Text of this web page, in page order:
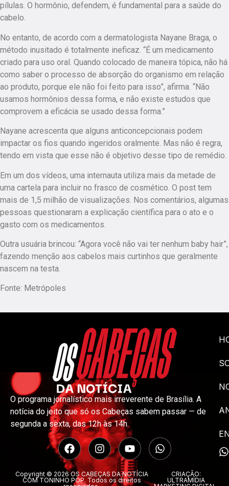
pílulas. O hormônio, defendem, é fundamental para a saúde do
cabelo.
No entanto, de acordo com a dermatologista Nayane Braga, o
método inusitado é totalmente ineficaz. “É um medicamento
criado para uso oral. Quando colocado de maneira tópica, não há
como saber o processo de absorção do organismo em relação
ao produto, porque ele não foi feito para isso”, afirma. “Não
usamos hormônios dessa forma, e não existe estudos que
comprovem a eficácia se usado dessa forma.”
Nayane acrescenta que alguns anticoncepcionais podem
impactar os fios quando ingeridos oralmente. Mas não é regra,
tendo em vista que esse não é objetivo desse tipo de remédio.
Em um dos vídeos, uma internauta utiliza mais da metade de
uma cartela para incluir no frasco de cosmético. O post tem
mais de 1,5 milhão de visualizações. Nos comentários, algumas
pessoas questionaram a explicação científica para o ato e o
gasto com os medicamentos.
Outra usuária brincou: “Agora você não vai ter nenhum baby hair”,
fazendo menção aos cabelos mais curtinhos que geralmente
nascem na testa.
Fonte: Metrópoles
O programa jornalístico mais irreverente de Brasília. A
notícia do jeito que só os Cabeças sabem passar — de
segunda a sexta, das 12h às 14h.
Copyright © 2026 OS CABEÇAS DA NOTÍCIA
COM TONINHO POP. Todos os direitos
CRIAÇÃO:
ULTRAMÍDIA